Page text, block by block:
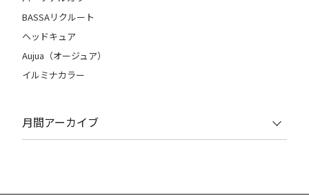
BASSAリクルート
ヘッドキュア
Aujua（オージュア）
イルミナカラー
月間アーカイブ